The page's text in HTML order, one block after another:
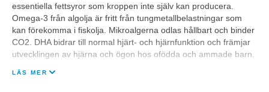
essentiella fettsyror som kroppen inte själv kan producera.
Omega-3 från algolja är fritt från tungmetallbelastningar som
kan förekomma i fiskolja. Mikroalgerna odlas hållbart och binder
CO2. DHA bidrar till normal hjärt- och hjärnfunktion och främjar
utvecklingen av hjärna och ögon hos ofödda och ammade barn.
LÄS MER